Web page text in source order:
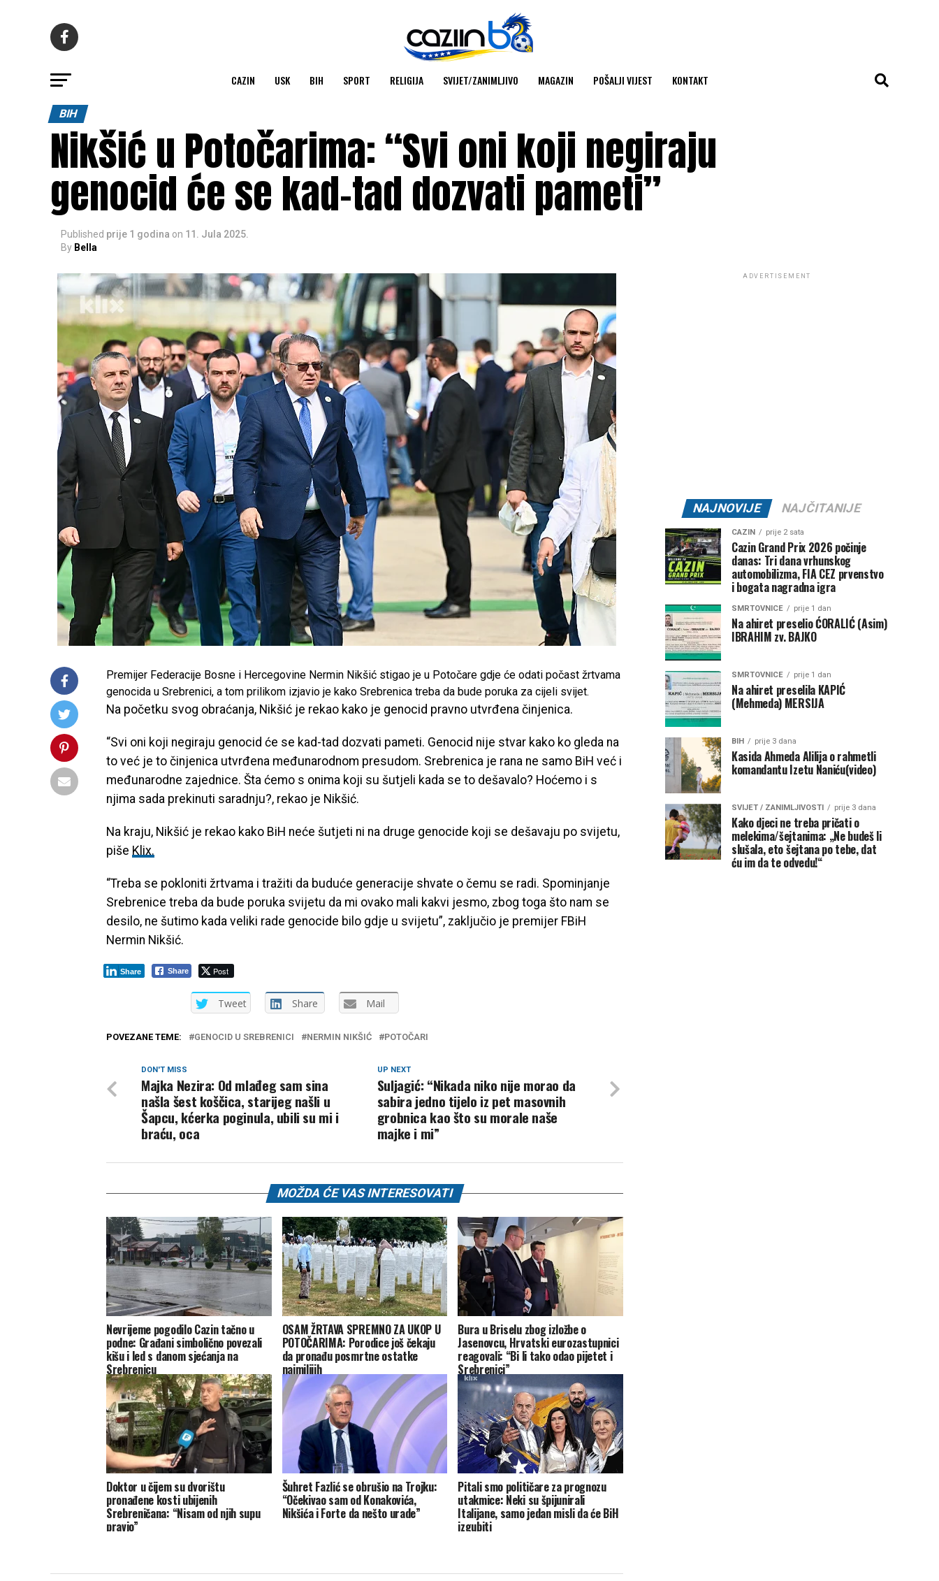
CAZIN USK BIH SPORT RELIGIJA SVIJET/ZANIMLJIVO MAGAZIN POŠALJI VIJEST KONTAKT
BIH
Nikšić u Potočarima: “Svi oni koji negiraju
genocid će se kad-tad dozvati pameti”
Published prije 1 godina on 11. Jula 2025.
By Bella
Premijer Federacije Bosne i Hercegovine Nermin Nikšić stigao je u Potočare gdje će odati počast žrtvama
genocida u Srebrenici, a tom prilikom izjavio je kako Srebrenica treba da bude poruka za cijeli svijet.
Na početku svog obraćanja, Nikšić je rekao kako je genocid pravno utvrđena činjenica.
“Svi oni koji negiraju genocid će se kad-tad dozvati pameti. Genocid nije stvar kako ko gleda na
to već je to činjenica utvrđena međunarodnom presudom. Srebrenica je rana ne samo BiH već i
međunarodne zajednice. Šta ćemo s onima koji su šutjeli kada se to dešavalo? Hoćemo i s
njima sada prekinuti saradnju?, rekao je Nikšić.
Na kraju, Nikšić je rekao kako BiH neće šutjeti ni na druge genocide koji se dešavaju po svijetu,
piše Klix.
“Treba se pokloniti žrtvama i tražiti da buduće generacije shvate o čemu se radi. Spominjanje
Srebrenice treba da bude poruka svijetu da mi ovako mali kakvi jesmo, zbog toga što nam se
desilo, ne šutimo kada veliki rade genocide bilo gdje u svijetu”, zaključio je premijer FBiH
Nermin Nikšić.
Share Post
Share
Tweet Share Mail
POVEZANE TEME: GENOCID U SREBRENICI NERMIN NIKŠIĆ POTOČARI
UP NEXT
Suljagić: “Nikada niko nije morao da
sabira jedno tijelo iz pet masovnih
grobnica kao što su morale naše
majke i mi”
DON'T MISS
Majka Nezira: Od mlađeg sam sina
našla šest koščica, starijeg našli u
Šapcu, kćerka poginula, ubili su mi i
braću, oca
MOŽDA ĆE VAS INTERESOVATI
Nevrijeme pogodilo Cazin tačno u
podne: Građani simbolično povezali
kišu i led s danom sjećanja na
Srebrenicu
OSAM ŽRTAVA SPREMNO ZA UKOP U
POTOČARIMA: Porodice još čekaju
da pronađu posmrtne ostatke
najmilijih
Bura u Briselu zbog izložbe o
Jasenovcu, Hrvatski eurozastupnici
reagovali: “Bi li tako odao pijetet i
Srebrenici”
Doktor u čijem su dvorištu
pronađene kosti ubijenih
Srebreničana: “Nisam od njih supu
pravio”
Šuhret Fazlić se obrušio na Trojku:
“Očekivao sam od Konakovića,
Nikšića i Forte da nešto urade”
Pitali smo političare za prognozu
utakmice: Neki su špijunirali
Italijane, samo jedan misli da će BiH
izgubiti
ADVERTISEMENT
NAJNOVIJE NAJČITANIJE
CAZIN prije 2 sata
Cazin Grand Prix 2026 počinje
danas: Tri dana vrhunskog
automobilizma, FIA CEZ prvenstvo
i bogata nagradna igra
SMRTOVNICE prije 1 dan
Na ahiret preselio ĆORALIĆ (Asim)
IBRAHIM zv. BAJKO
SMRTOVNICE prije 1 dan
Na ahiret preselila KAPIĆ
(Mehmeda) MERSIJA
BIH prije 3 dana
Kasida Ahmeda Alilija o rahmetli
komandantu Izetu Naniću(video)
SVIJET / ZANIMLJIVOSTI prije 3 dana
Kako djeci ne treba pričati o
melekima/šejtanima: „Ne budeš li
slušala, eto šejtana po tebe, dat
ću im da te odvedu!“